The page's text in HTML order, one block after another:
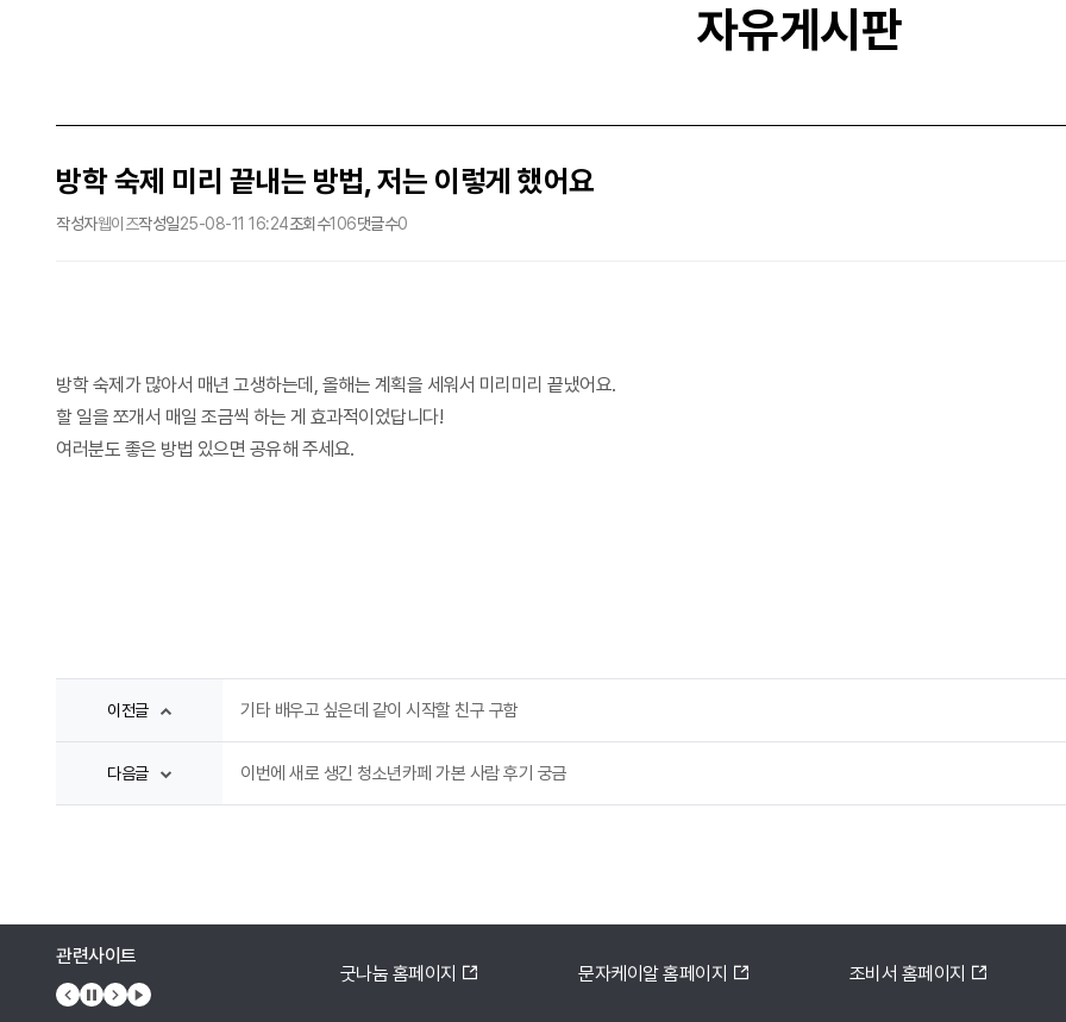
자유게시판
방학 숙제 미리 끝내는 방법, 저는 이렇게 했어요
작성자웹이즈작성일25-08-11 16:24조회수106댓글수0
방학 숙제가 많아서 매년 고생하는데, 올해는 계획을 세워서 미리미리 끝냈어요.
할 일을 쪼개서 매일 조금씩 하는 게 효과적이었답니다!
여러분도 좋은 방법 있으면 공유해 주세요.
이전글 기타 배우고 싶은데 같이 시작할 친구 구함
다음글 이번에 새로 생긴 청소년카페 가본 사람 후기 궁금
관련사이트
이전 배너
배너 정지
다음 배너
배너 재생
굿나눔 홈페이지 문자케이알 홈페이지 조비서 홈페이지